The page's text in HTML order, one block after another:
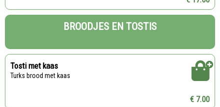
BROODJES EN TOSTIS
Tosti met kaas
Turks brood met kaas
€ 7.00